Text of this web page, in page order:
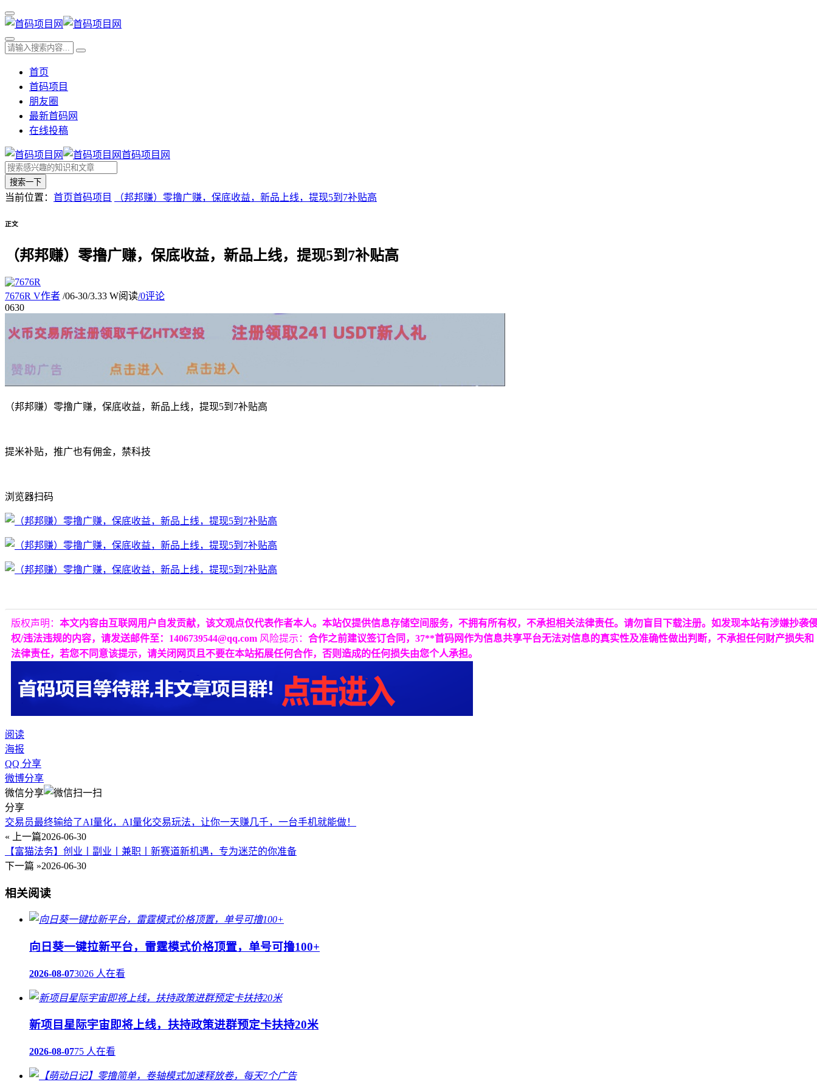
首页
首码项目
朋友圈
最新首码网
在线投稿
首码项目网
搜索一下
当前位置： 首页首码项目 （邦邦赚）零撸广赚，保底收益，新品上线，提现5到7补贴高
正文
（邦邦赚）零撸广赚，保底收益，新品上线，提现5到7补贴高
7676R V作者 /06-30/3.33 W阅读/0评论
0630
（邦邦赚）零撸广赚，保底收益，新品上线，提现5到7补贴高
提米补贴，推广也有佣金，禁科技
浏览器扫码
版权声明： 本文内容由互联网用户自发贡献，该文观点仅代表作者本人。本站仅提供信息存储空间服务，不拥有所有权，不承担相关法律责任。请勿盲目下载注册。如发现本站有涉嫌抄袭
权/违法违规的内容，请发送邮件至：1406739544@qq.com 风险提示： 合作之前建议签订合同，37**首码网作为信息共享平台无法对信息的真实性及准确性做出判断，不承担任何财产损失和
法律责任，若您不同意该提示，请关闭网页且不要在本站拓展任何合作，否则造成的任何损失由您个人承担。
阅读
海报
QQ 分享
微博分享
微信分享
分享
交易员最终输给了AI量化，AI量化交易玩法，让你一天赚几千，一台手机就能做！
« 上一篇2026-06-30
【富猫法务】创业丨副业丨兼职丨新赛道新机遇，专为迷茫的你准备
下一篇 »2026-06-30
相关阅读
向日葵一键拉新平台，雷霆模式价格顶置，单号可撸100+
2026-08-073026 人在看
新项目星际宇宙即将上线，扶持政策进群预定卡扶持20米
2026-08-0775 人在看